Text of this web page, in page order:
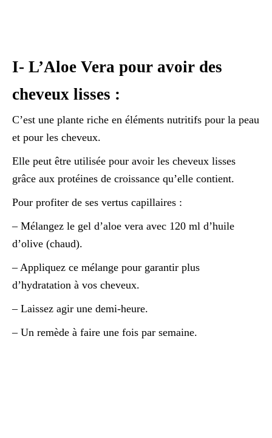
I- L’Aloe Vera pour avoir des
cheveux lisses :
C’est une plante riche en éléments nutritifs pour la peau
et pour les cheveux.
Elle peut être utilisée pour avoir les cheveux lisses
grâce aux protéines de croissance qu’elle contient.
Pour profiter de ses vertus capillaires :
– Mélangez le gel d’aloe vera avec 120 ml d’huile
d’olive (chaud).
– Appliquez ce mélange pour garantir plus
d’hydratation à vos cheveux.
– Laissez agir une demi-heure.
– Un remède à faire une fois par semaine.